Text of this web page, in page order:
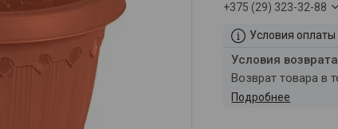
+375 (29) 323-32-88
Условия оплаты
возврат товара в
Подробнее